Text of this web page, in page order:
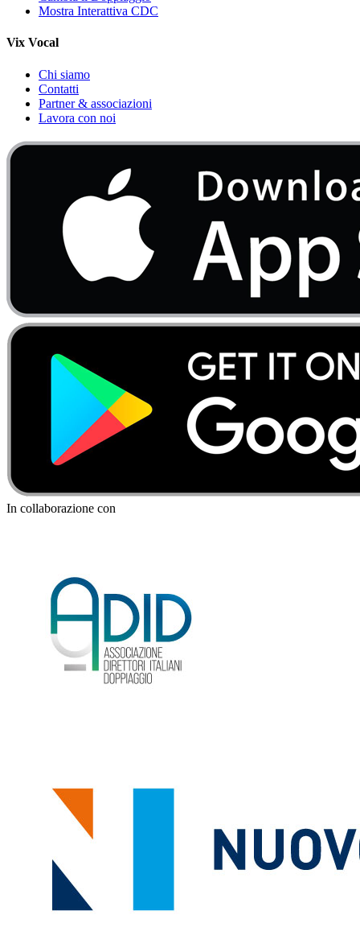
Mostra Interattiva CDC
Vix Vocal
Chi siamo
Contatti
Partner & associazioni
Lavora con noi
In collaborazione con